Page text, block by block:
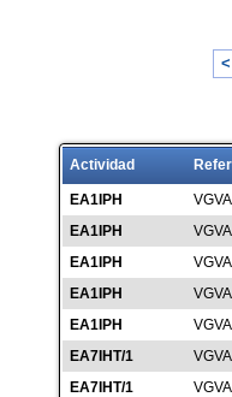
Actividad
EA1IPH
EA1IPH
EA1IPH
EA1IPH
EA1IPH
EA7IHT/1
EA7IHT/1